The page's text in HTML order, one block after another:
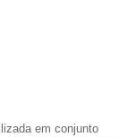
em conjunto